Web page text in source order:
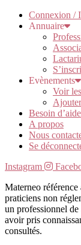
Connexion /
Annuaire
Evènements
Voir
Besoin
A propos
Nous
Se
Instagram
Materneo référence
praticiens non
un professionnel
avoir pris
consultés.